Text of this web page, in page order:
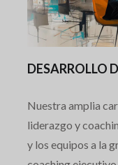
DESARROLLO
Nuestra amplia
liderazgo y
y los equipos a la